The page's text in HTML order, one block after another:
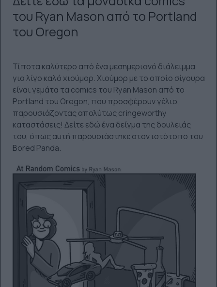
του Ryan Mason από το Portland
του Oregon
Τίποτα καλύτερο από ένα μεσημεριανό διάλειμμα
για λίγο καλό χιούμορ. Χιούμορ με το οποίο σίγουρα
είναι γεμάτα τα comics του Ryan Mason από το
Portland του Oregon, που προσφέρουν γέλιο,
παρουσιάζοντας απολύτως cringeworthy
καταστάσεις! Δείτε εδώ ένα δείγμα της δουλειάς
του, όπως αυτή παρουσιάστηκε στον ιστότοπο του
Bored Panda.